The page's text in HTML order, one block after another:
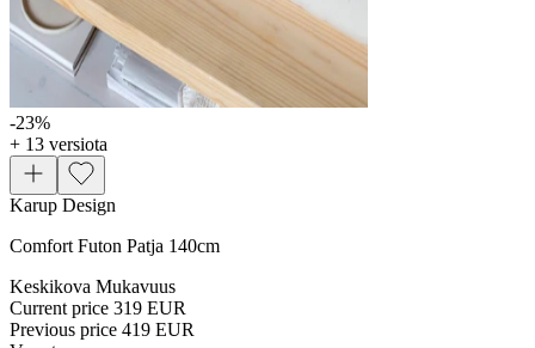
-23%
+ 13 versiota
Karup Design
Comfort Futon Patja 140cm
Keskikova Mukavuus
Current price 319 EUR
Previous price 419 EUR